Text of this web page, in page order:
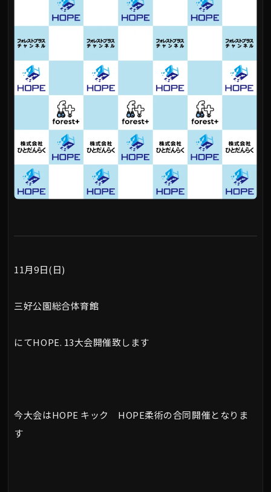
11月9日(日)
三好公園総合体育館
にてHOPE. 13大会開催致します
今大会はHOPE キック HOPE柔術の合同開催となりま
す